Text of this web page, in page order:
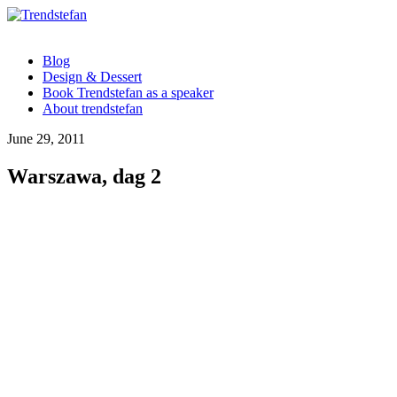
Blog
Design & Dessert
Book Trendstefan as a speaker
About trendstefan
June 29, 2011
Warszawa, dag 2